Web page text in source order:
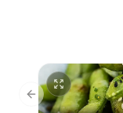
Previous slide